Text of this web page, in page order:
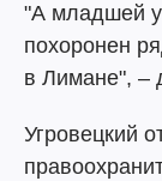
"А младшей
похоронен
в Лимане", –
Угровецкий